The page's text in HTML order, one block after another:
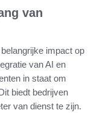
van
impact op
van AI en
in staat om
biedt bedrijven
van dienst te zijn.